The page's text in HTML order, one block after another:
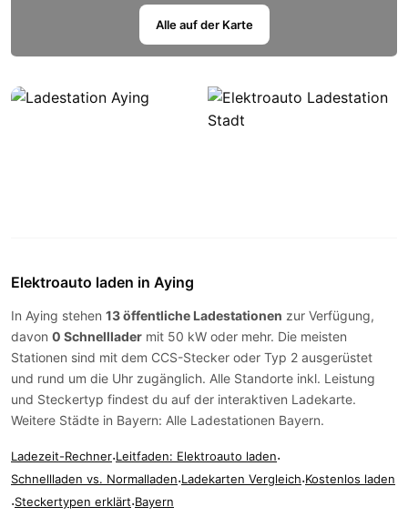
Alle auf der Karte
Elektroauto laden in Aying
In Aying stehen 13 öffentliche Ladestationen zur Verfügung,
davon 0 Schnelllader mit 50 kW oder mehr. Die meisten
Stationen sind mit dem CCS-Stecker oder Typ 2 ausgerüstet
und rund um die Uhr zugänglich. Alle Standorte inkl. Leistung
und Steckertyp findest du auf der interaktiven Ladekarte.
Weitere Städte in Bayern: Alle Ladestationen Bayern.
Ladezeit-Rechner·Leitfaden: Elektroauto laden·
Schnellladen vs. Normalladen·Ladekarten Vergleich·Kostenlos laden
·Steckertypen erklärt·Bayern